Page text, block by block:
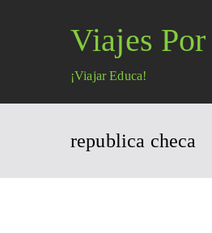
Viajes
¡Viajar Educa!
republica checa